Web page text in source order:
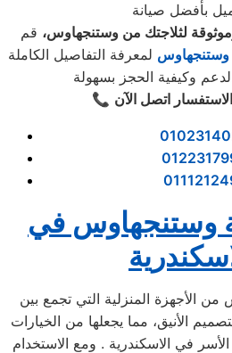
بأفضل صيانة
لثلاجتك من وستنجهاوس، قم
وستنجهاوس لمعرفة التفاصيل الكاملة
📞 اتصل الآن
وستنجهاوس في
الأجهزة المنزلية التي تجمع بين
الأنيق، مما يجعلها من الخيارات
في الاسكندرية . ومع الاستخدام